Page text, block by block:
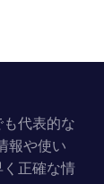
代表的な
報や使い
正確な情